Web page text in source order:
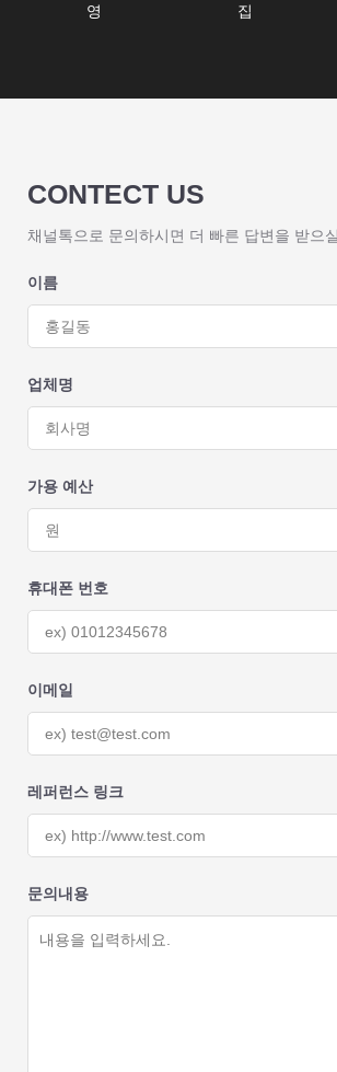
영
집
CONTECT US
채널톡으로 문의하시면 더 빠른 답변을 받으
이름
업체명
가용 예산
휴대폰 번호
이메일
레퍼런스 링크
문의내용